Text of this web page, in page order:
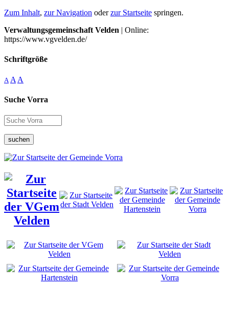
Zum Inhalt, zur Navigation oderzur Startseite springen.
Verwaltungsgemeinschaft Velden | Online:
https://www.vgvelden.de/
Schriftgröße
A A A
Suche Vorra
suchen